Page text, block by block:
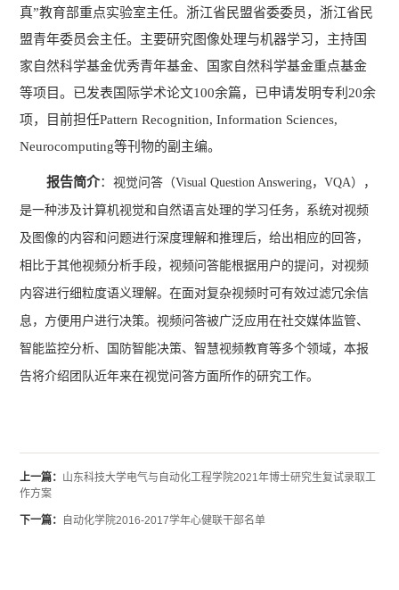
真”教育部重点实验室主任。浙江省民盟省委委员，浙江省民
盟青年委员会主任。主要研究图像处理与机器学习，主持国
家自然科学基金优秀青年基金、国家自然科学基金重点基金
等项目。已发表国际学术论文100余篇，已申请发明专利 20余
项，目前担任Pattern Recognition, Information Sciences,
Neurocomputing等刊物的副主编。
报告简介：视觉问答（Visual Question Answering，VQA），
是一种涉及计算机视觉和自然语言处理的学习任务，系统对视频
及图像的内容和问题进行深度理解和推理后，给出相应的回答，
相比于其他视频分析手段，视频问答能根据用户的提问，对视频
内容进行细粒度语义理解。在面对复杂视频时可有效过滤冗余信
息，方便用户进行决策。视频问答被广泛应用在社交媒体监管、
智能监控分析、国防智能决策、智慧视频教育等多个领域，本报
告将介绍团队近年来在视觉问答方面所作的研究工作。
上一篇： 山东科技大学电气与自动化工程学院2021年博士研究生复试录取工
作方案
下一篇： 自动化学院2016-2017学年心健联干部名单